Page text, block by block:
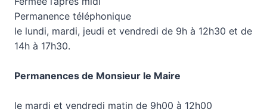
Permanence téléphonique
le lundi, mardi, jeudi et vendredi de 9h à 12h30 et de
14h à 17h30.
Permanences de Monsieur le Maire
le mardi et vendredi matin de 9h00 à 12h00